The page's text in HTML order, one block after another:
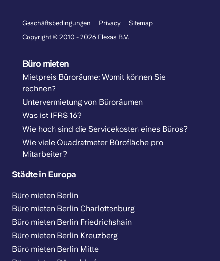
Geschäftsbedingungen Privacy
Sitemap
Copyright © 2010 - 2026 Flexas B.V.
Büro mieten
Mietpreis Büroräume: Womit können Sie
rechnen?
Untervermietung von Büroräumen
Was ist IFRS 16?
Wie hoch sind die Servicekosten eines Büros?
Wie viele Quadratmeter Bürofläche pro
Mitarbeiter?
Städte in Europa
Büro mieten Berlin
Büro mieten Berlin Charlottenburg
Büro mieten Berlin Friedrichshain
Büro mieten Berlin Kreuzberg
Büro mieten Berlin Mitte